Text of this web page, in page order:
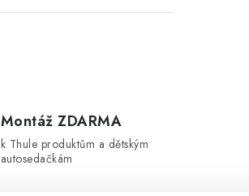
Montáž ZDARMA
k Thule produktům a dětským
autosedačkám